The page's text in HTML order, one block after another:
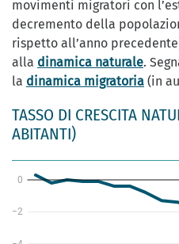
movimenti migratori con
decremento della
rispetto all’anno
alla dinamica naturale.
la dinamica migratoria (in
TASSO DI CRESCITA
ABITANTI)